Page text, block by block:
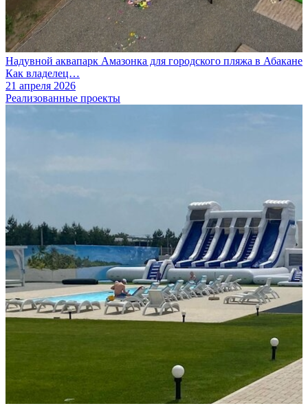
Надувной аквапарк Амазонка для городского пляжа в Абакане
Как владелец…
21 апреля 2026
Реализованные проекты